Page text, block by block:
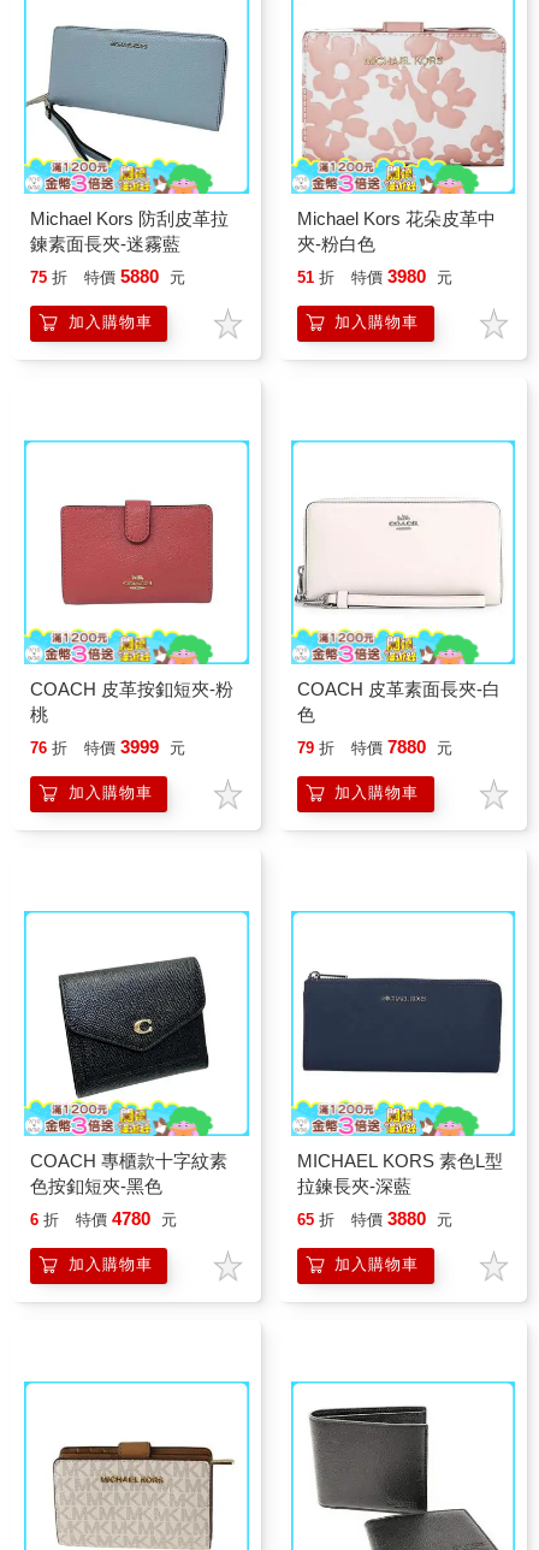
Michael Kors 防刮皮革拉
鍊素面長夾-迷霧藍
75 折 特價 5880 元
加入購物車
Michael Kors 花朵皮革中
夾-粉白色
51 折 特價 3980 元
加入購物車
COACH 皮革按釦短夾-粉
桃
76 折 特價 3999 元
加入購物車
COACH 皮革素面長夾-白
色
79 折 特價 7880 元
加入購物車
COACH 專櫃款十字紋素
色按釦短夾-黑色
6 折 特價 4780 元
加入購物車
MICHAEL KORS 素色L型
拉鍊長夾-深藍
65 折 特價 3880 元
加入購物車